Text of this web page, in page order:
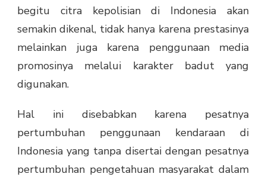
begitu citra kepolisian di Indonesia akan
semakin dikenal, tidak hanya karena prestasinya
melainkan juga karena penggunaan media
promosinya melalui karakter badut yang
digunakan.
Hal ini disebabkan karena pesatnya
pertumbuhan penggunaan kendaraan di
Indonesia yang tanpa disertai dengan pesatnya
pertumbuhan pengetahuan masyarakat dalam